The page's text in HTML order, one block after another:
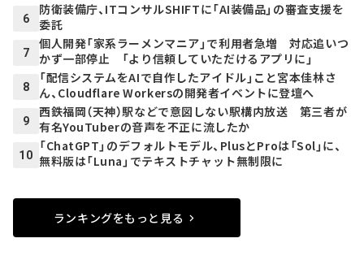
6
防衛装備庁、ITコンサルSHIFTに「AI装備品」の審査支援を
委託
7
個人開発「家系ラーメンマニア」で利用者急増 対応追いつ
かず一部停止 「より信頼していただけるアプリに」
8
「配信システムをAIで自作したアイドル」こと宮本佳林さ
ん、Cloudflare Workersの開発者イベントに登壇へ
9
西鉄福岡（天神）駅などで意図しない駅構内放送 第三者が
有名YouTuberの音声を不正に流したか
10
「ChatGPT」のデフォルトモデル、PlusとProは「Sol」に、
無料版は「Luna」でテキストチャット無制限に
ランキングをもっと見る